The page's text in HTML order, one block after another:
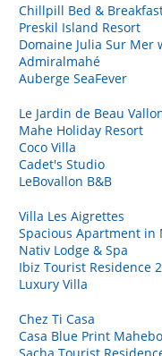
Chillpill Bed &
Preskil Island Resort
Domaine Julia Sur Mer
Admiralmahé
Auberge SeaFever
Le Jardin de Beau
Mahe Holiday Resort
Coco Villa
Cadet's Studio
LeBovallon B&B
Villa Les Aigrettes
Spacious Apartment in
Nativ Lodge & Spa
Ibiz Tourist Residence 2
Luxury Villa
Chez Ti Casa
Casa Blue Print